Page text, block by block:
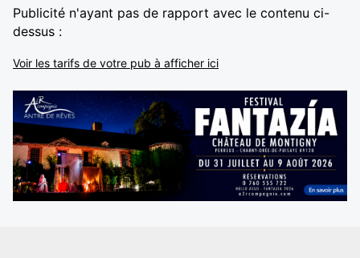
Publicité n'ayant pas de rapport avec le contenu ci-
dessus :
Voir les tarifs de votre pub à afficher ici